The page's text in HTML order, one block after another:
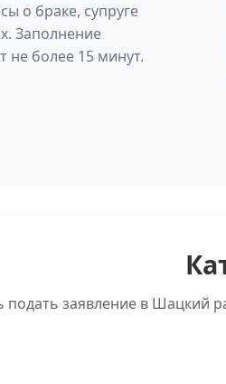
о браке, супруге
Заполнение
не более 15 минут.
подать заявление в Шацкий